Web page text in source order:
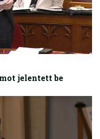
jelentett be